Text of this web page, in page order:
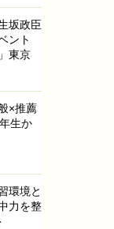
坂政臣
ント
東京
×推薦
生か
環境と
力を整